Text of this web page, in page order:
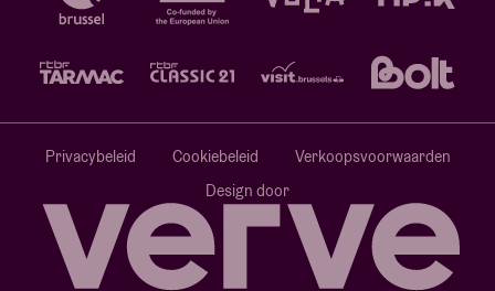
Privacybeleid Cookiebeleid
Verkoopsvoorwaarden
Design door